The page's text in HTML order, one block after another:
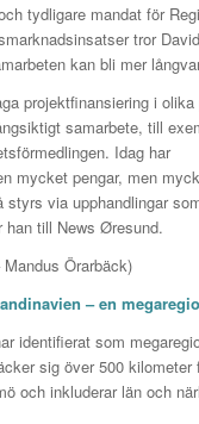
tydligare mandat för
tror
kan bli mer
projektfinansiering i olika
samarbete, till
Idag har
mycket pengar, men
styrs via upphandlingar
han till News Øresund.
Örarbäck)
– en
identifierat som
sig över 500 kilometer
och inkluderar län och